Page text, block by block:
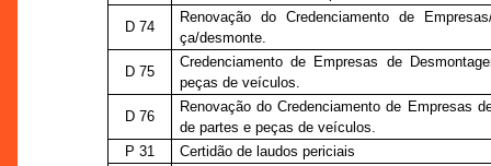
D 74
Renovação do Credenciamento de
ça/desmonte.
D 75
Credenciamento de Empresas de
peças de veículos.
D 76
Renovação do Credenciamento de Empresas
de partes e peças de veículos.
P 31
Certidão de laudos periciais